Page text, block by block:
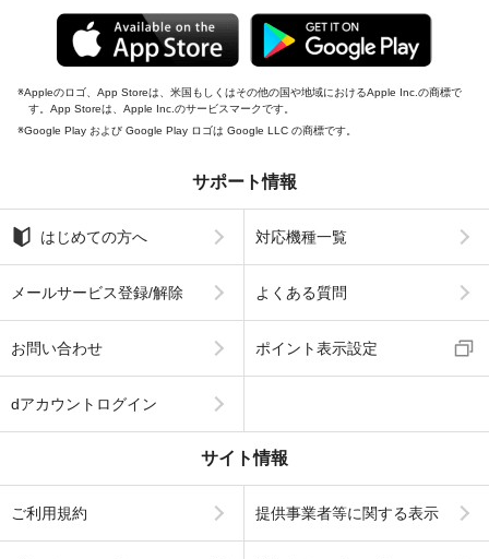
Appleのロゴ、App Storeは、米国もしくはその他の国や地域におけるApple Inc.の商標で
す。App Storeは、Apple Inc.のサービスマークです。
Google Play および Google Play ロゴは Google LLC の商標です。
サポート情報
はじめての方へ 対応機種一覧
メールサービス登録/解除 よくある質問
お問い合わせ ポイント表示設定
dアカウントログイン
サイト情報
ご利用規約 提供事業者等に関する表示